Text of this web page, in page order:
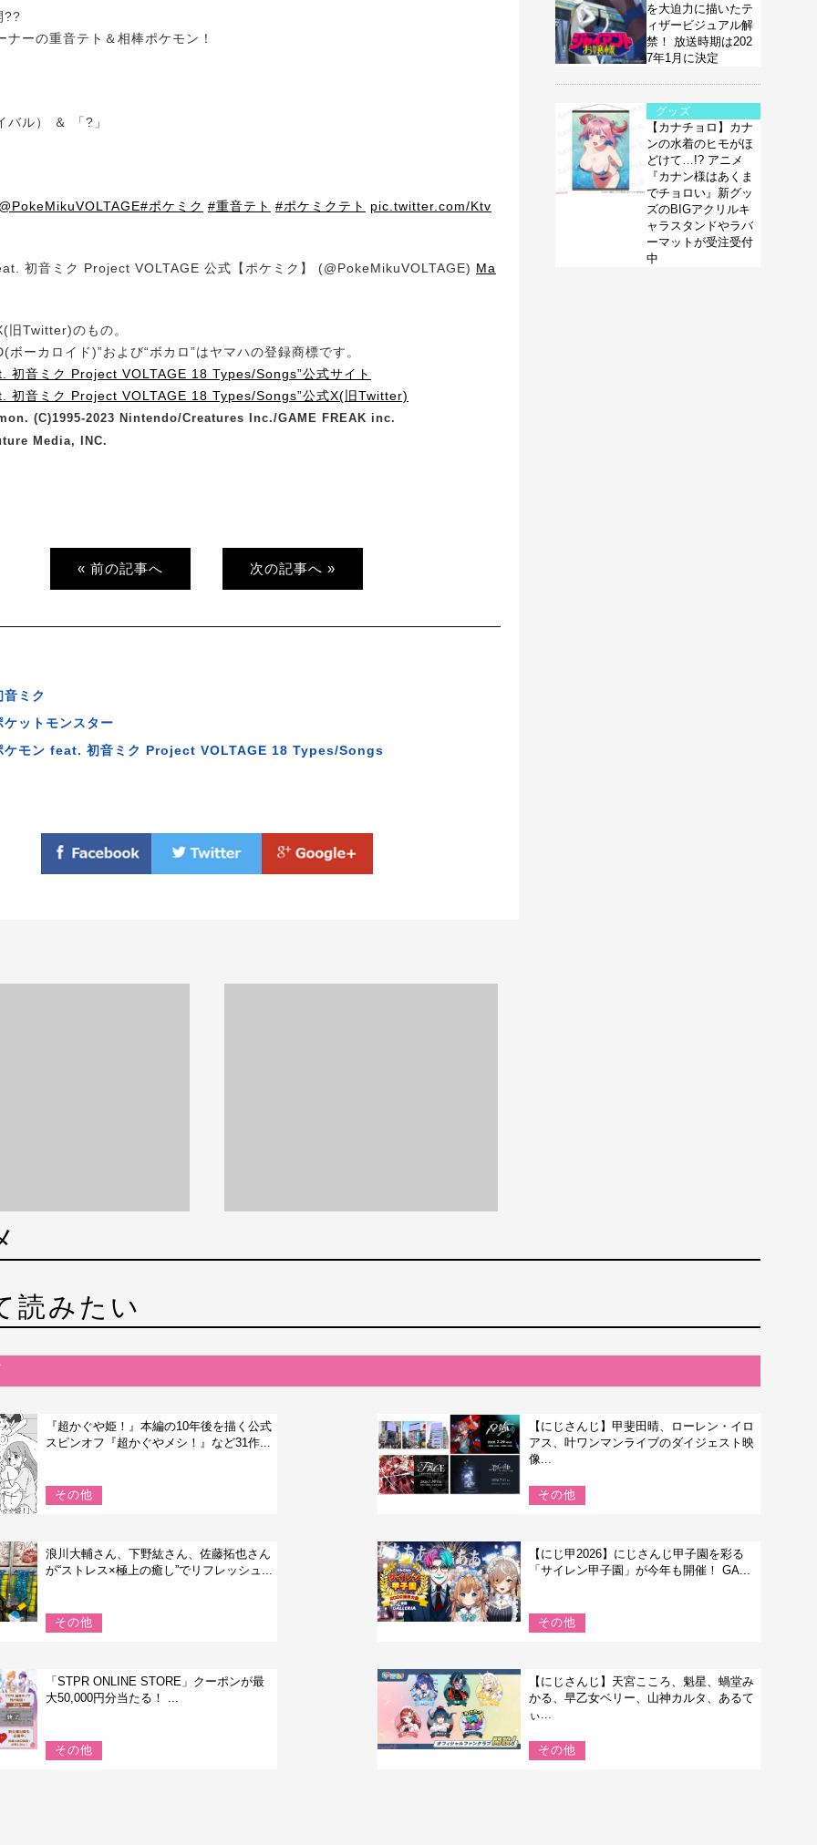
??
ナーの重音テト＆相棒ポケモン！
バル） ＆ 「?」
#ポケミク #重音テト #ポケミクテト pic.twitter.com/Ktv
初音ミク Project VOLTAGE 公式【ポケミク】 (@PokeMikuVOLTAGE) Ma
Twitter)のもの。
ーカロイド)”および“ボカロ”はヤマハの登録商標です。
初音ミク Project VOLTAGE 18 Types/Songs”公式サイト
初音ミク Project VOLTAGE 18 Types/Songs”公式X(旧Twitter)
(C)1995-2023 Nintendo/Creatures Inc./GAME FREAK inc.
Media, INC.
« 前の記事へ 次の記事へ »
音ミク
ケットモンスター
ケモン feat. 初音ミク Project VOLTAGE 18 Types/Songs
を大迫力に描いたテ
ィザービジュアル解
禁！ 放送時期は202
7年1月に決定
グッズ
【カナチョロ】カナ
ンの水着のヒモがほ
どけて…!? アニメ
『カナン様はあくま
でチョロい』新グッ
ズのBIGアクリルキ
ャラスタンドやラバ
ーマットが受注受付
中
読みたい
『超かぐや姫！』本編の10年後を描く公式
スピンオフ『超かぐやメシ！』など31作...
その他
【にじさんじ】甲斐田晴、ローレン・イロ
アス、叶ワンマンライブのダイジェスト映
像...
その他
浪川大輔さん、下野紘さん、佐藤拓也さん
が“ストレス×極上の癒し”でリフレッシュ...
その他
【にじ甲2026】にじさんじ甲子園を彩る
「サイレン甲子園」が今年も開催！ GA...
その他
「STPR ONLINE STORE」クーポンが最
大50,000円分当たる！ ...
その他
【にじさんじ】天宮こころ、魁星、蝸堂み
かる、早乙女ベリー、山神カルタ、あるて
ぃ...
その他